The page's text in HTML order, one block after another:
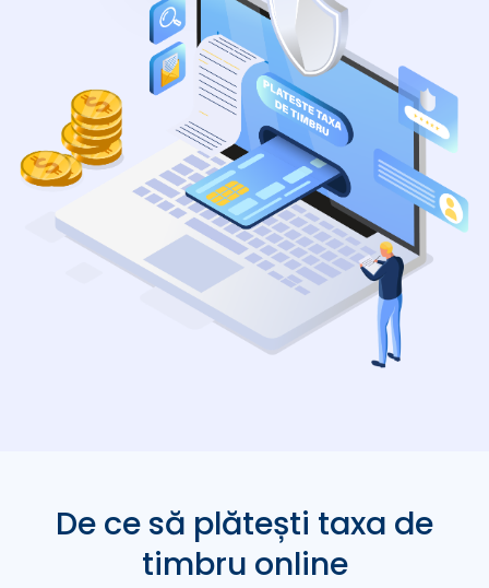
De ce să plătești taxa de
timbru online